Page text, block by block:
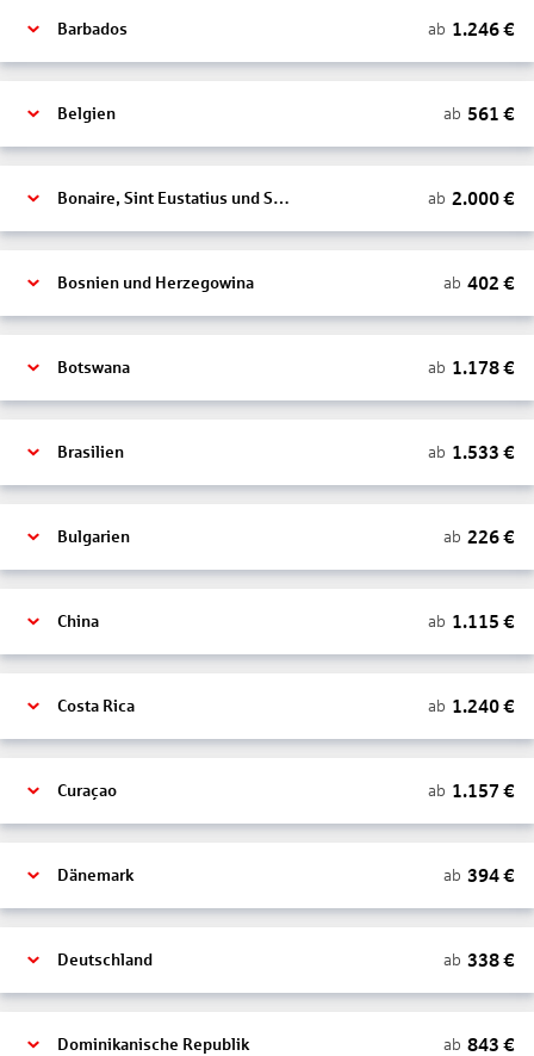
Barbados ab 1.246€
Belgien ab 561 €
Bonaire, Sint Eustatius und Saba ab 2.000€
Bosnien und Herzegowina ab 402 €
Botswana ab 1.178€
Brasilien ab 1.533 €
Bulgarien ab 226€
China ab 1.115 €
Costa Rica ab 1.240€
Curaçao ab 1.157 €
Dänemark ab 394€
Deutschland ab 338€
Dominikanische Republik ab 843 €